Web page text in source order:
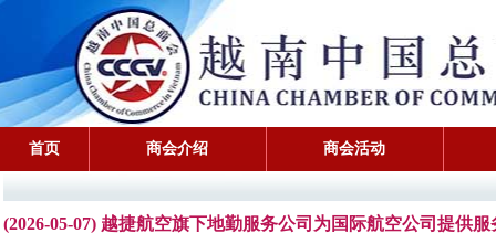
首页 商会介绍 商会活动
(2026-05-07) 越捷航空旗下地勤服务公司为国际航空公司提供服